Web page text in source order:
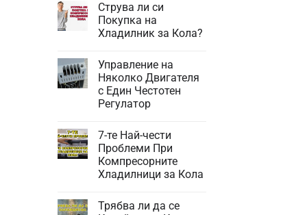
Струва ли си
Покупка на
Хладилник за Кола?
за
Струва
ли
си
Покупка
на
Кола?
Управление на
Няколко Двигателя
с Един Честотен
Регулатор
за
Управление
на
Няколко
Двигателя
с
Регулатор
7-те Най-чести
Проблеми При
Компресорните
Хладилници за Кола
Трябва ли да се